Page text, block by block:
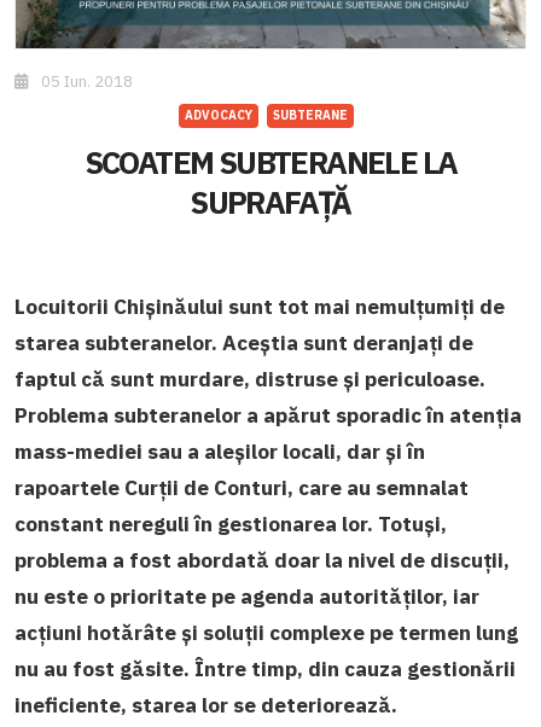
05 Iun. 2018
ADVOCACY SUBTERANE
SCOATEM SUBTERANELE LA
SUPRAFAȚĂ
Locuitorii Chișinăului sunt tot mai nemulțumiți de
starea subteranelor. Aceștia sunt deranjați de
faptul că sunt murdare, distruse și periculoase.
Problema subteranelor a apărut sporadic în atenția
mass-mediei sau a aleșilor locali, dar și în
rapoartele Curții de Conturi, care au semnalat
constant nereguli în gestionarea lor. Totuși,
problema a fost abordată doar la nivel de discuții,
nu este o prioritate pe agenda autorităților, iar
acțiuni hotărâte și soluții complexe pe termen lung
nu au fost găsite. Între timp, din cauza gestionării
ineficiente, starea lor se deteriorează.